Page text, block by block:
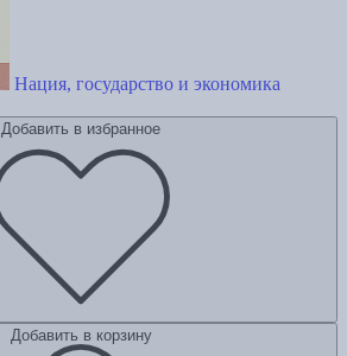
Нация, государство и экономика
Добавить в избранное
Добавить в корзину